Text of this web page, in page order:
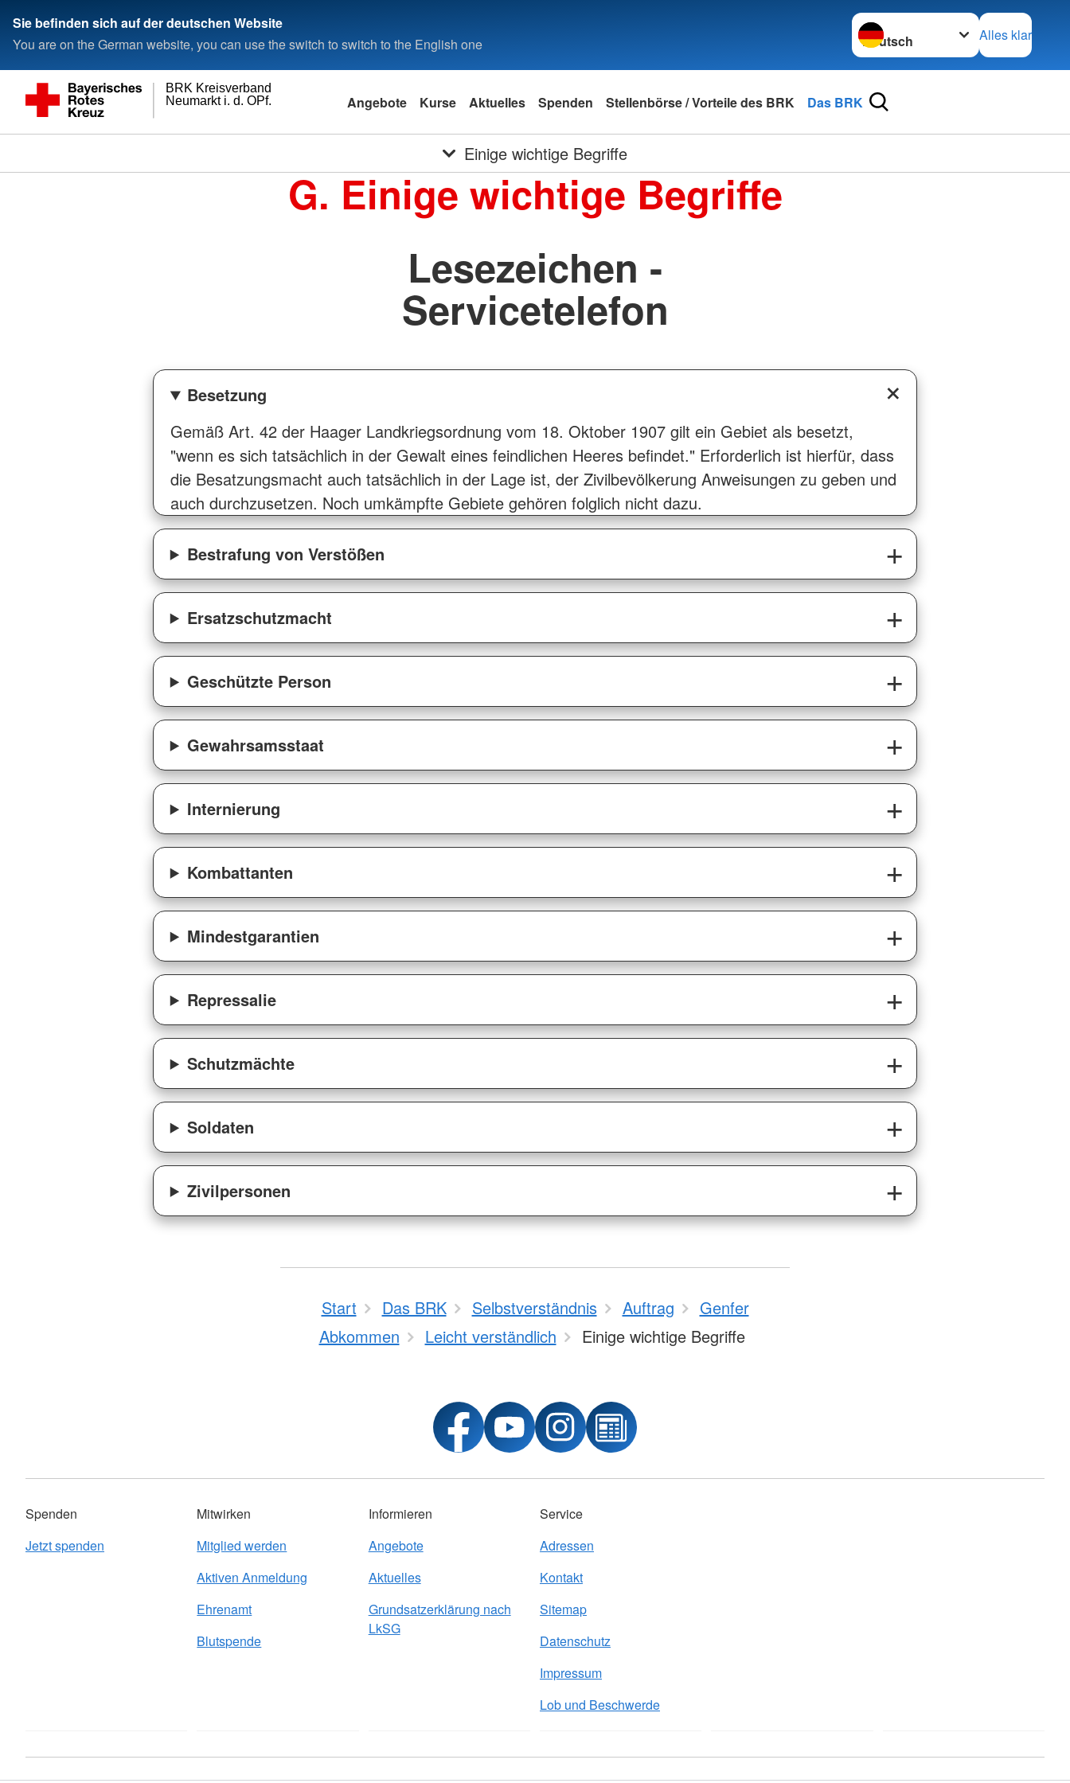
Sie befinden sich auf der deutschen Website
You are on the German website, you can use the switch to switch to the English one
Sprache wechseln zu
Alles klar
Neumarkt i. d. OPf.
BRK Kreisverband
Angebote Kurse Aktuelles Spenden Stellenbörse / Vorteile des BRK Das BRK
Einige wichtige Begriffe
G. Einige wichtige Begriffe
Lesezeichen -
Servicetelefon
Besetzung
Gemäß Art. 42 der Haager Landkriegsordnung vom 18. Oktober 1907 gilt ein Gebiet als besetzt,
"wenn es sich tatsächlich in der Gewalt eines feindlichen Heeres befindet." Erforderlich ist hierfür, dass
die Besatzungsmacht auch tatsächlich in der Lage ist, der Zivilbevölkerung Anweisungen zu geben und
auch durchzusetzen. Noch umkämpfte Gebiete gehören folglich nicht dazu.
Bestrafung von Verstößen
Ersatzschutzmacht
Geschützte Person
Gewahrsamsstaat
Internierung
Kombattanten
Mindestgarantien
Repressalie
Schutzmächte
Soldaten
Zivilpersonen
Start Das BRK Selbstverständnis Auftrag
Genfer
Abkommen
Leicht verständlich Einige wichtige Begriffe
Spenden
Jetzt spenden
Mitwirken
Mitglied werden
Aktiven Anmeldung
Ehrenamt
Blutspende
Informieren
Angebote
Aktuelles
Grundsatzerklärung nach
LkSG
Service
Adressen
Kontakt
Sitemap
Datenschutz
Impressum
Lob und Beschwerde